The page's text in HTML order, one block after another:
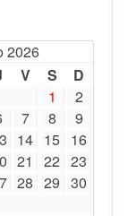
2026
V S
D
1
2
7 8
9
14 15 16
21 22 23
28 29 30